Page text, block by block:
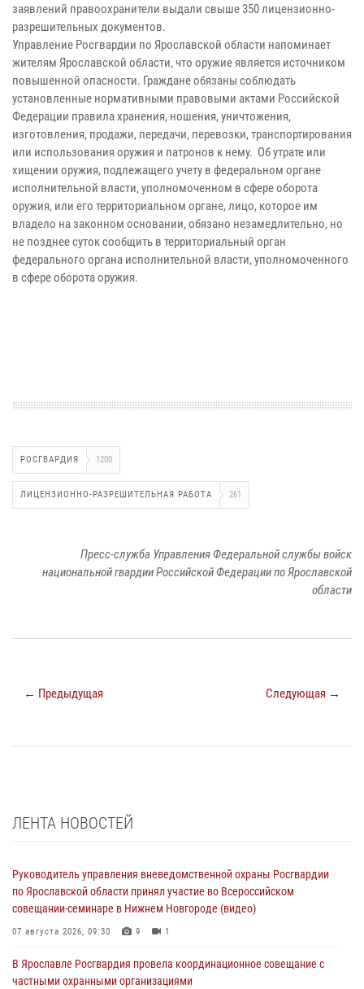
заявлений правоохранители выдали свыше 350 лицензионно-
разрешительных документов.
Управление Росгвардии по Ярославской области напоминает
жителям Ярославской области, что оружие является источником
повышенной опасности. Граждане обязаны соблюдать
установленные нормативными правовыми актами Российской
Федерации правила хранения, ношения, уничтожения,
изготовления, продажи, передачи, перевозки, транспортирования
или использования оружия и патронов к нему. Об утрате или
хищении оружия, подлежащего учету в федеральном органе
исполнительной власти, уполномоченном в сфере оборота
оружия, или его территориальном органе, лицо, которое им
владело на законном основании, обязано незамедлительно, но
не позднее суток сообщить в территориальный орган
федерального органа исполнительной власти, уполномоченного
в сфере оборота оружия.
РОСГВАРДИЯ 1200
ЛИЦЕНЗИОННО-РАЗРЕШИТЕЛЬНАЯ РАБОТА 261
Пресс-служба Управления Федеральной службы войск
национальной гвардии Российской Федерации по Ярославской
области
← Предыдущая Следующая →
ЛЕНТА НОВОСТЕЙ
Руководитель управления вневедомственной охраны Росгвардии
по Ярославской области принял участие во Всероссийском
совещании-семинаре в Нижнем Новгороде (видео)
07 августа 2026, 09:30 9 1
В Ярославле Росгвардия провела координационное совещание с
частными охранными организациями